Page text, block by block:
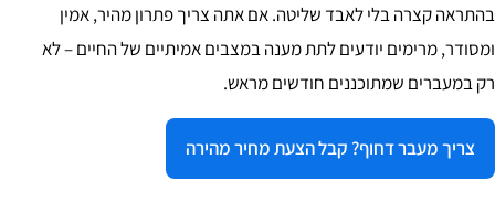
בהתראה קצרה בלי לאבד שליטה. אם אתה צריך פתרון מהיר, אמין
ומסודר, מרימים יודעים לתת מענה במצבים אמיתיים של החיים – לא
רק במעברים שמתוכננים חודשים מראש.
צריך מעבר דחוף? קבל הצעת מחיר מהירה